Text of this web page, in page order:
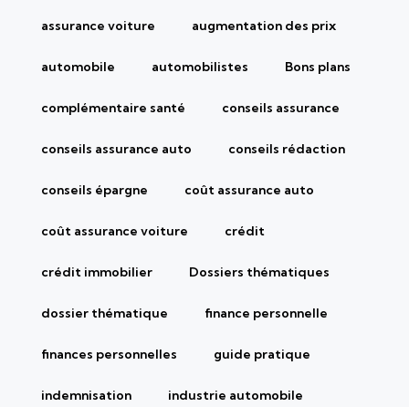
assurance voiture augmentation des prix
automobile automobilistes Bons plans
complémentaire santé conseils assurance
conseils assurance auto conseils rédaction
conseils épargne coût assurance auto
coût assurance voiture crédit
crédit immobilier Dossiers thématiques
dossier thématique finance personnelle
finances personnelles guide pratique
indemnisation industrie automobile